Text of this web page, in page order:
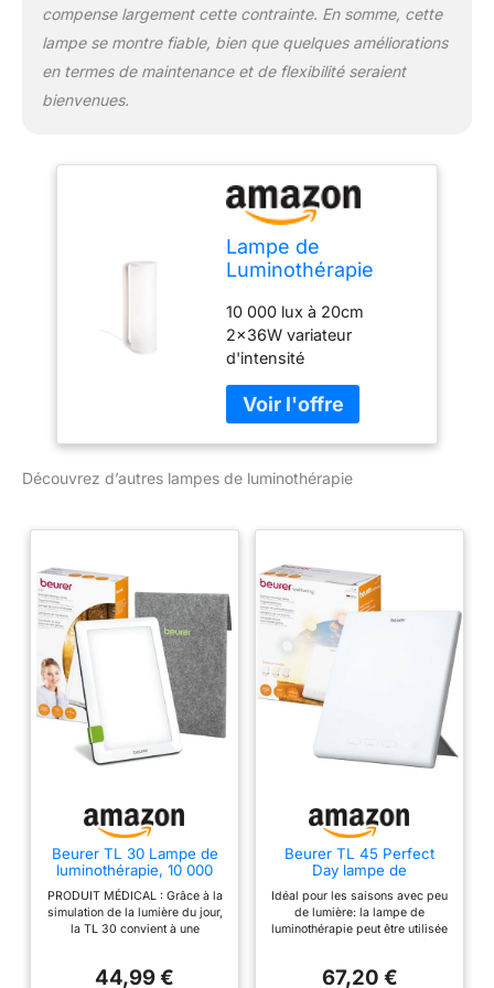
compense largement cette contrainte. En somme, cette
lampe se montre fiable, bien que quelques améliorations
en termes de maintenance et de flexibilité seraient
bienvenues.
Lampe de
Luminothérapie
blanche
10 000 lux à 20cm
2x36W variateur
d'intensité
Découvrez d’autres lampes de luminothérapie
Beurer TL 30 Lampe de
luminothérapie, 10 000
lux, simulation de la
lumière du jour, lampe à
lumière du jour compacte
avec support et pochette
15,6 x 2,6 cm
PRODUIT MÉDICAL : Grâce à la
simulation de la lumière du jour,
la TL 30 convient à une
l'humeur déprimée ou le
44,99 €
Beurer TL 45 Perfect
Day lampe de
simulation de la lumière
du jour, avec 3
températures de couleur,
Human Centric Lighting,
Idéal pour les saisons avec peu
de lumière: la lampe de
luminothérapie peut être utilisée
dynamisme et contre le blues
67,20 €